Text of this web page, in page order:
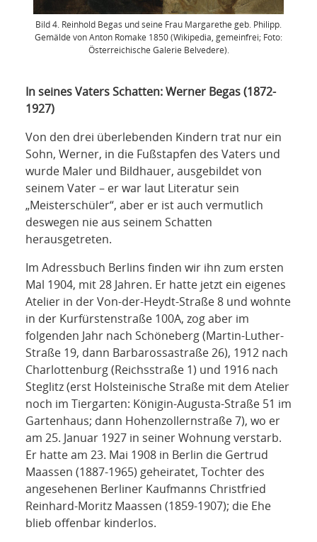
Bild 4. Reinhold Begas und seine Frau Margarethe geb. Philipp.
Gemälde von Anton Romake 1850 (Wikipedia, gemeinfrei; Foto:
Österreichische Galerie Belvedere).
In seines Vaters Schatten: Werner Begas (1872-
1927)
Von den drei überlebenden Kindern trat nur ein
Sohn, Werner, in die Fußstapfen des Vaters und
wurde Maler und Bildhauer, ausgebildet von
seinem Vater – er war laut Literatur sein
„Meisterschüler“, aber er ist auch vermutlich
deswegen nie aus seinem Schatten
herausgetreten.
Im Adressbuch Berlins finden wir ihn zum ersten
Mal 1904, mit 28 Jahren. Er hatte jetzt ein eigenes
Atelier in der Von-der-Heydt-Straße 8 und wohnte
in der Kurfürstenstraße 100A, zog aber im
folgenden Jahr nach Schöneberg (Martin-Luther-
Straße 19, dann Barbarossastraße 26), 1912 nach
Charlottenburg (Reichsstraße 1) und 1916 nach
Steglitz (erst Holsteinische Straße mit dem Atelier
noch im Tiergarten: Königin-Augusta-Straße 51 im
Gartenhaus; dann Hohenzollernstraße 7), wo er
am 25. Januar 1927 in seiner Wohnung verstarb.
Er hatte am 23. Mai 1908 in Berlin die Gertrud
Maassen (1887-1965) geheiratet, Tochter des
angesehenen Berliner Kaufmanns Christfried
Reinhard-Moritz Maassen (1859-1907); die Ehe
blieb offenbar kinderlos.